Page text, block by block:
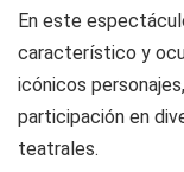
En este
característico y
icónicos
participación en
teatrales.